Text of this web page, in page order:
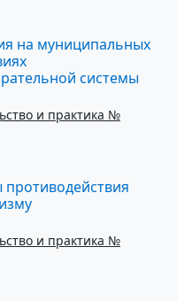
на муниципальных
системы
и практика №
и практика №